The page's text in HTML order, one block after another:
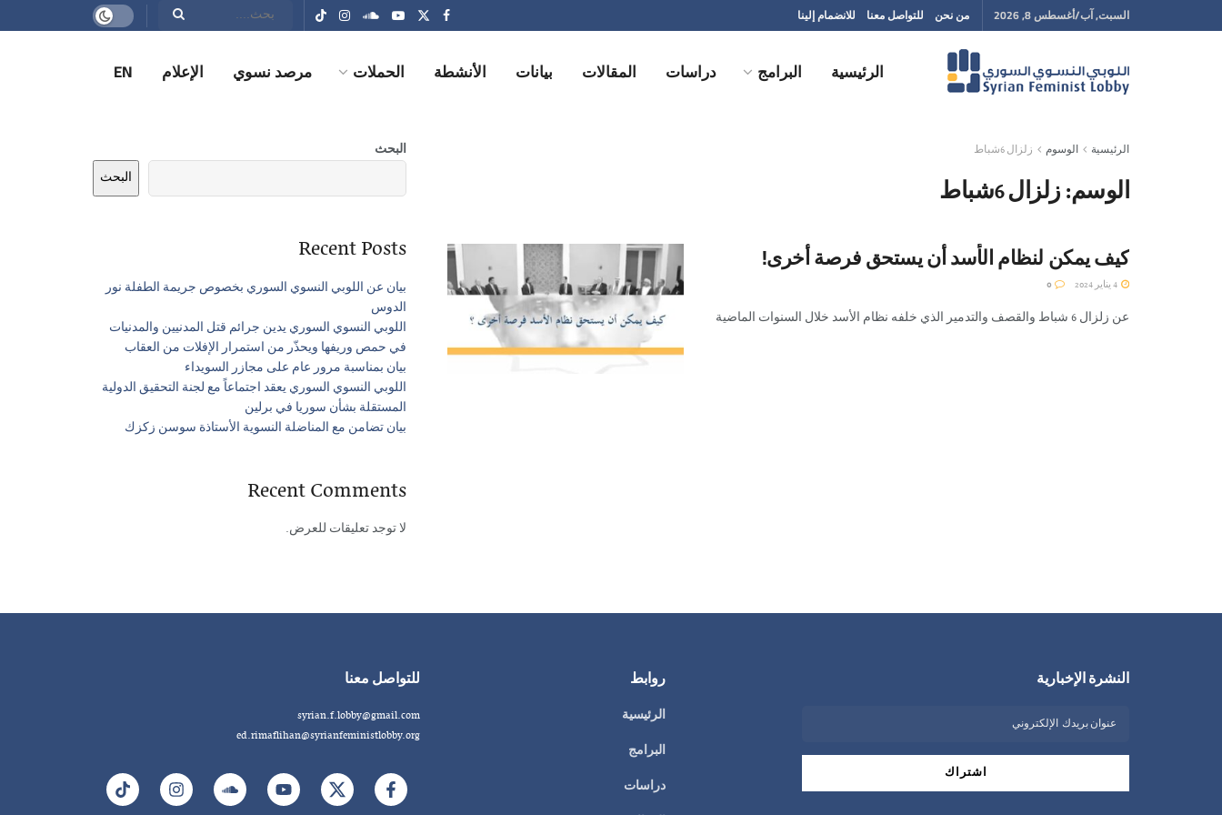
السبت, آب/أغسطس 8, 2026 من نحن للتواصل معنا للانضمام إلينا
الرئيسية البرامج دراسات المقالات بيانات الأنشطة الحملات مرصد نسوي الإعلام EN
الرئيسية الوسوم زلزال 6شباط
الوسم:زلزال 6شباط
كيف يمكن لنظام الأسد أن يستحق فرصة أخرى!
عن زلزال 6 شباط والقصف والتدمير الذي خلفه نظام الأسد خلال السنوات الماضية
البحث
البحث
Recent Posts
بيان عن اللوبي النسوي السوري بخصوص جريمة الطفلة نور
الدوس
اللوبي النسوي السوري يدين جرائم قتل المدنيين والمدنيات
في حمص وريفها ويحذّر من استمرار الإفلات من العقاب
بيان بمناسبة مرور عام على مجازر السويداء
اللوبي النسوي السوري يعقد اجتماعاً مع لجنة التحقيق الدولية
المستقلة بشأن سوريا في برلين
بيان تضامن مع المناضلة النسوية الأستاذة سوسن زكزك
Recent Comments
لا توجد تعليقات للعرض.
النشرة الإخبارية روابط
الرئيسية
البرامج
دراسات
للتواصل معنا
syrian.f.lobby@gmail.com
ed.rimaflihan@syrianfeministlobby.org